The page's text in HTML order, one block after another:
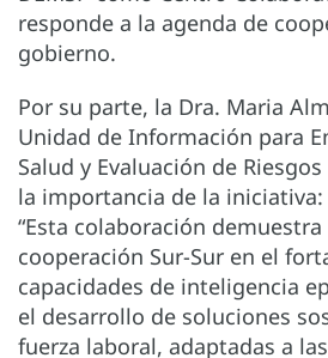
responde a la agenda de
gobierno.
Por su parte, la Dra. Maria
Unidad de Información para
Salud y Evaluación de
la importancia de la iniciativa:
“Esta colaboración
cooperación Sur-Sur en el
capacidades de inteligencia
el desarrollo de soluciones
fuerza laboral, adaptadas a